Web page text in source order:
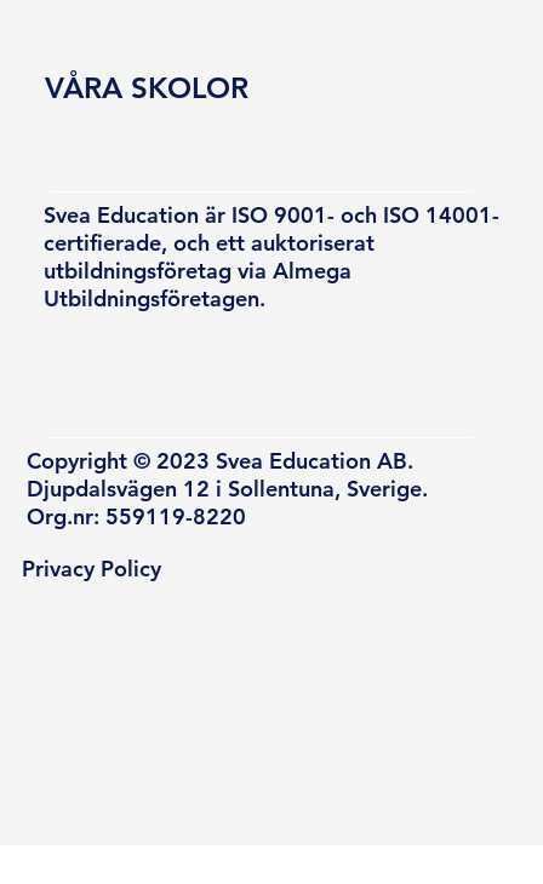
Svea Education är ISO 9001- och ISO 14001-
certifierade, och ett auktoriserat
utbildningsföretag via Almega
Utbildningsföretagen.
Copyright © 2023 Svea Education AB.
Djupdalsvägen 12 i Sollentuna, Sverige.
Org.nr: 559119-8220
VÅRA SKOLOR
Privacy Policy